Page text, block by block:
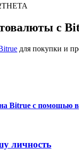
THETA
с
для покупки и
на Bitrue с помощью
личность